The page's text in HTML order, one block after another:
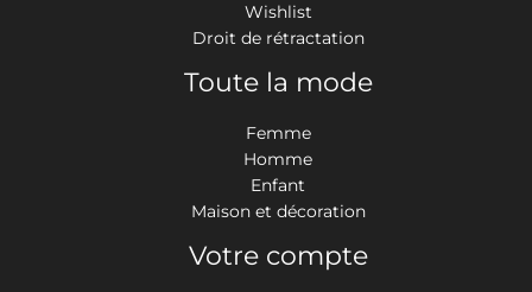
Wishlist
Droit de rétractation
Toute la mode
Femme
Homme
Enfant
Maison et décoration
Votre compte